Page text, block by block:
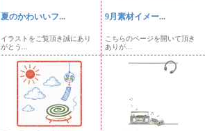
夏のかわいいフ...
イラストをご覧頂き誠にあり
がとう...
9月素材イメー...
こちらのページを開いて頂き
ありが...